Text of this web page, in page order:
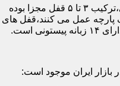
قفل مولتی پوینت:یا همان قفل مرکزی،ترکیب ۳ تا ۵ قفل مجزا بوده
عمل می کنند،قفل های
است.
ایران موجود است: